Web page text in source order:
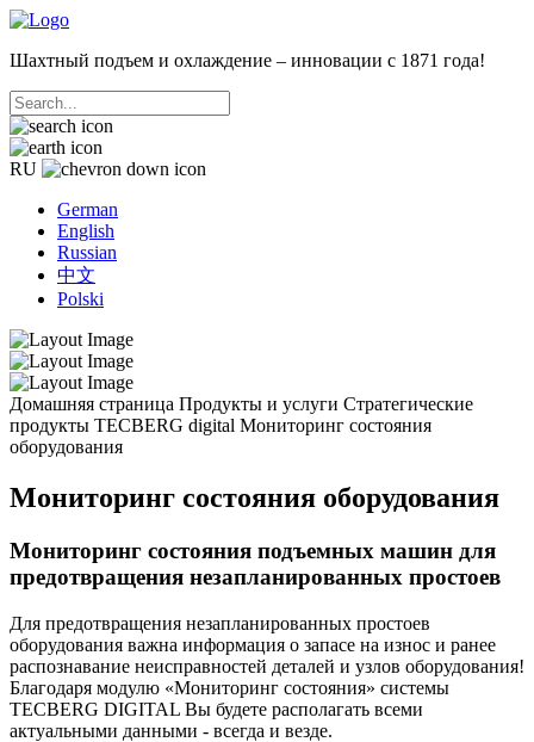
Шахтный подъем и охлаждение – инновации с 1871 года!
RU
German
English
Russian
中文
Polski
Домашняя страница Продукты и услуги Стратегические
продукты TECBERG digital Мониторинг состояния
оборудования
Мониторинг состояния оборудования
Мониторинг состояния подъемных машин для
предотвращения незапланированных простоев
Для предотвращения незапланированных простоев
оборудования важна информация о запасе на износ и ранее
распознавание неисправностей деталей и узлов оборудования!
Благодаря модулю «Мониторинг состояния» системы
TECBERG DIGITAL Вы будете располагать всеми
актуальными данными - всегда и везде.